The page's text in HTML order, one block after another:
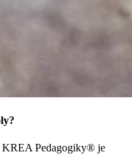
KREA Pedagogiky® je